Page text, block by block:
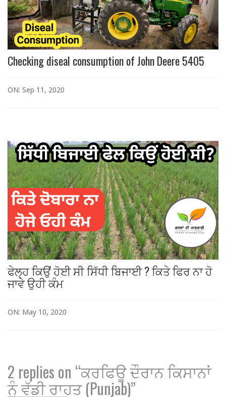
Checking diseal consumption of John Deere 5405
ON: Sep 11, 2020
ਫੇਲ੍ਹ ਕਿਉਂ ਹੋਈ ਸੀ ਸਿੱਧੀ ਬਿਜਾਈ ? ਕਿਤੇ ਫਿਰ ਨਾ ਹੋ
ਜਾਵੇ ਉਹੀ ਕੰਮ
ON: May 10, 2020
2 replies on “ਕਰਫਿਊ ਦੌਰਾਨ ਕਿਸਾਨਾਂ
ਨੂੰ ਵੱਡੀ ਰਾਹਤ (Punjab)”